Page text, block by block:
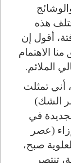
هذه
أقول إن
الاهتمام
الملائم.
أني تمثلت
الشك)
في
(عصر
صبح،
تنتصر